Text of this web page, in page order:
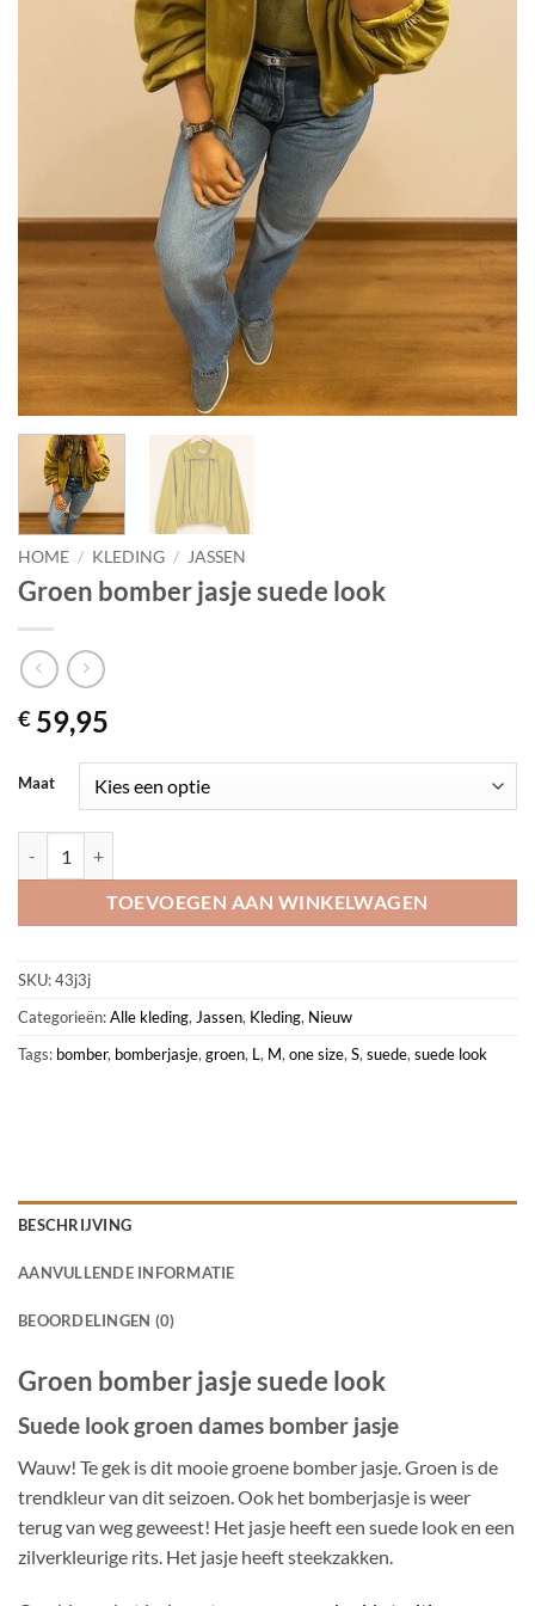
HOME / KLEDING / JASSEN
Groen bomber jasje suede look
€ 59,95
Maat
TOEVOEGEN AAN WINKELWAGEN
SKU:43j3j
Categorieën:Alle kleding, Jassen, Kleding, Nieuw
Tags: bomber, bomberjasje, groen, L, M, one size, S, suede, suede look
BESCHRIJVING
AANVULLENDE INFORMATIE
BEOORDELINGEN (0)
Groen bomber jasje suede look
Suede look groen dames bomber jasje
Wauw! Te gek is dit mooie groene bomber jasje. Groen is de
trendkleur van dit seizoen. Ook het bomberjasje is weer
terug van weg geweest! Het jasje heeft een suede look en een
zilverkleurige rits. Het jasje heeft steekzakken.